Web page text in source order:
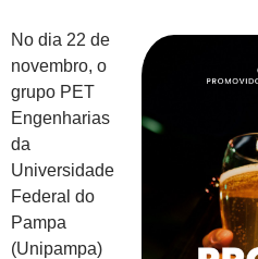
No dia 22 de
novembro, o
grupo PET
Engenharias
da
Universidade
Federal do
Pampa
(Unipampa)